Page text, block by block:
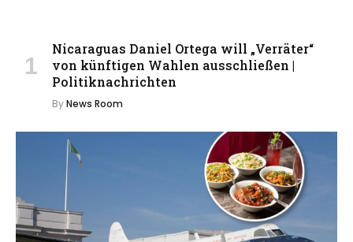
Nicaraguas Daniel Ortega will „Verräter“
von künftigen Wahlen ausschließen |
Politiknachrichten
ByNews Room